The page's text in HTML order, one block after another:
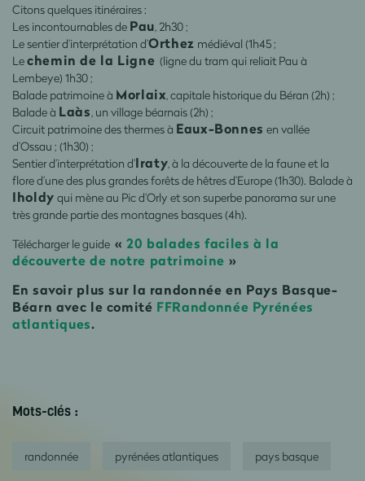
Citons quelques itinéraires :
Les incontournables de Pau, 2h30 ;
Le sentier d’interprétation d’Orthez médiéval (1h45 ;
Lechemin de la Ligne (ligne du tram qui reliait Pau à
Lembeye) 1h30 ;
Balade patrimoine à Morlaix, capitale historique du Béran (2h) ;
Balade à Laàs, un village béarnais (2h) ;
Circuit patrimoine des thermes à Eaux-Bonnes en vallée
d’Ossau ; (1h30) ;
Sentier d’interprétation d’Iraty, à la découverte de la faune et la
flore d’une des plus grandes forêts de hêtres d’Europe (1h30). Balade à
Iholdy qui mène au Pic d’Orly et son superbe panorama sur une
très grande partie des montagnes basques (4h).
Télécharger le guide «20 balades faciles à la
découverte de notre patrimoine »
En savoir plus sur la randonnée en Pays Basque-
Béarn avec le comité FFRandonnée Pyrénées
atlantiques.
Mots-clés :
randonnée pyrénées atlantiques pays basque